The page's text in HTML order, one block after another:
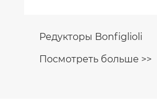
электродвигатели NORD
Посмотреть больше >>